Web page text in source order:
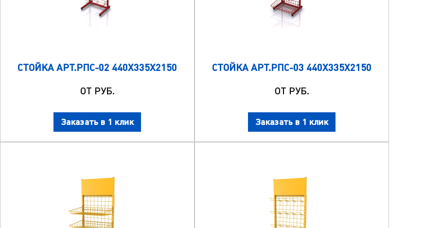
СТОЙКА АРТ.РПС-02 440Х335Х2150
ОТ РУБ.
Заказать в 1 клик
СТОЙКА АРТ.РПС-03 440Х335Х2150
ОТ РУБ.
Заказать в 1 клик